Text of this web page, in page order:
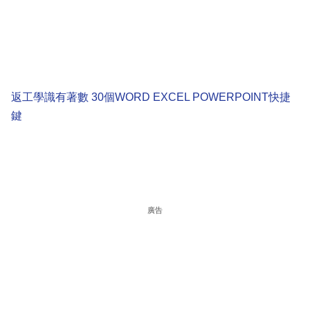
返工學識有著數 30個WORD EXCEL POWERPOINT快捷
鍵
廣告